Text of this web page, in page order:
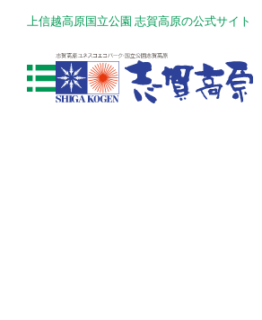
上信越高原国立公園 志賀高原の公式サイト